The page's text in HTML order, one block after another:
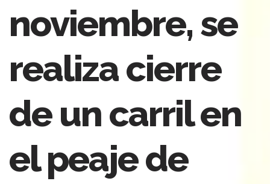
noviembre, se
realiza cierre
de un carril en
el peaje de